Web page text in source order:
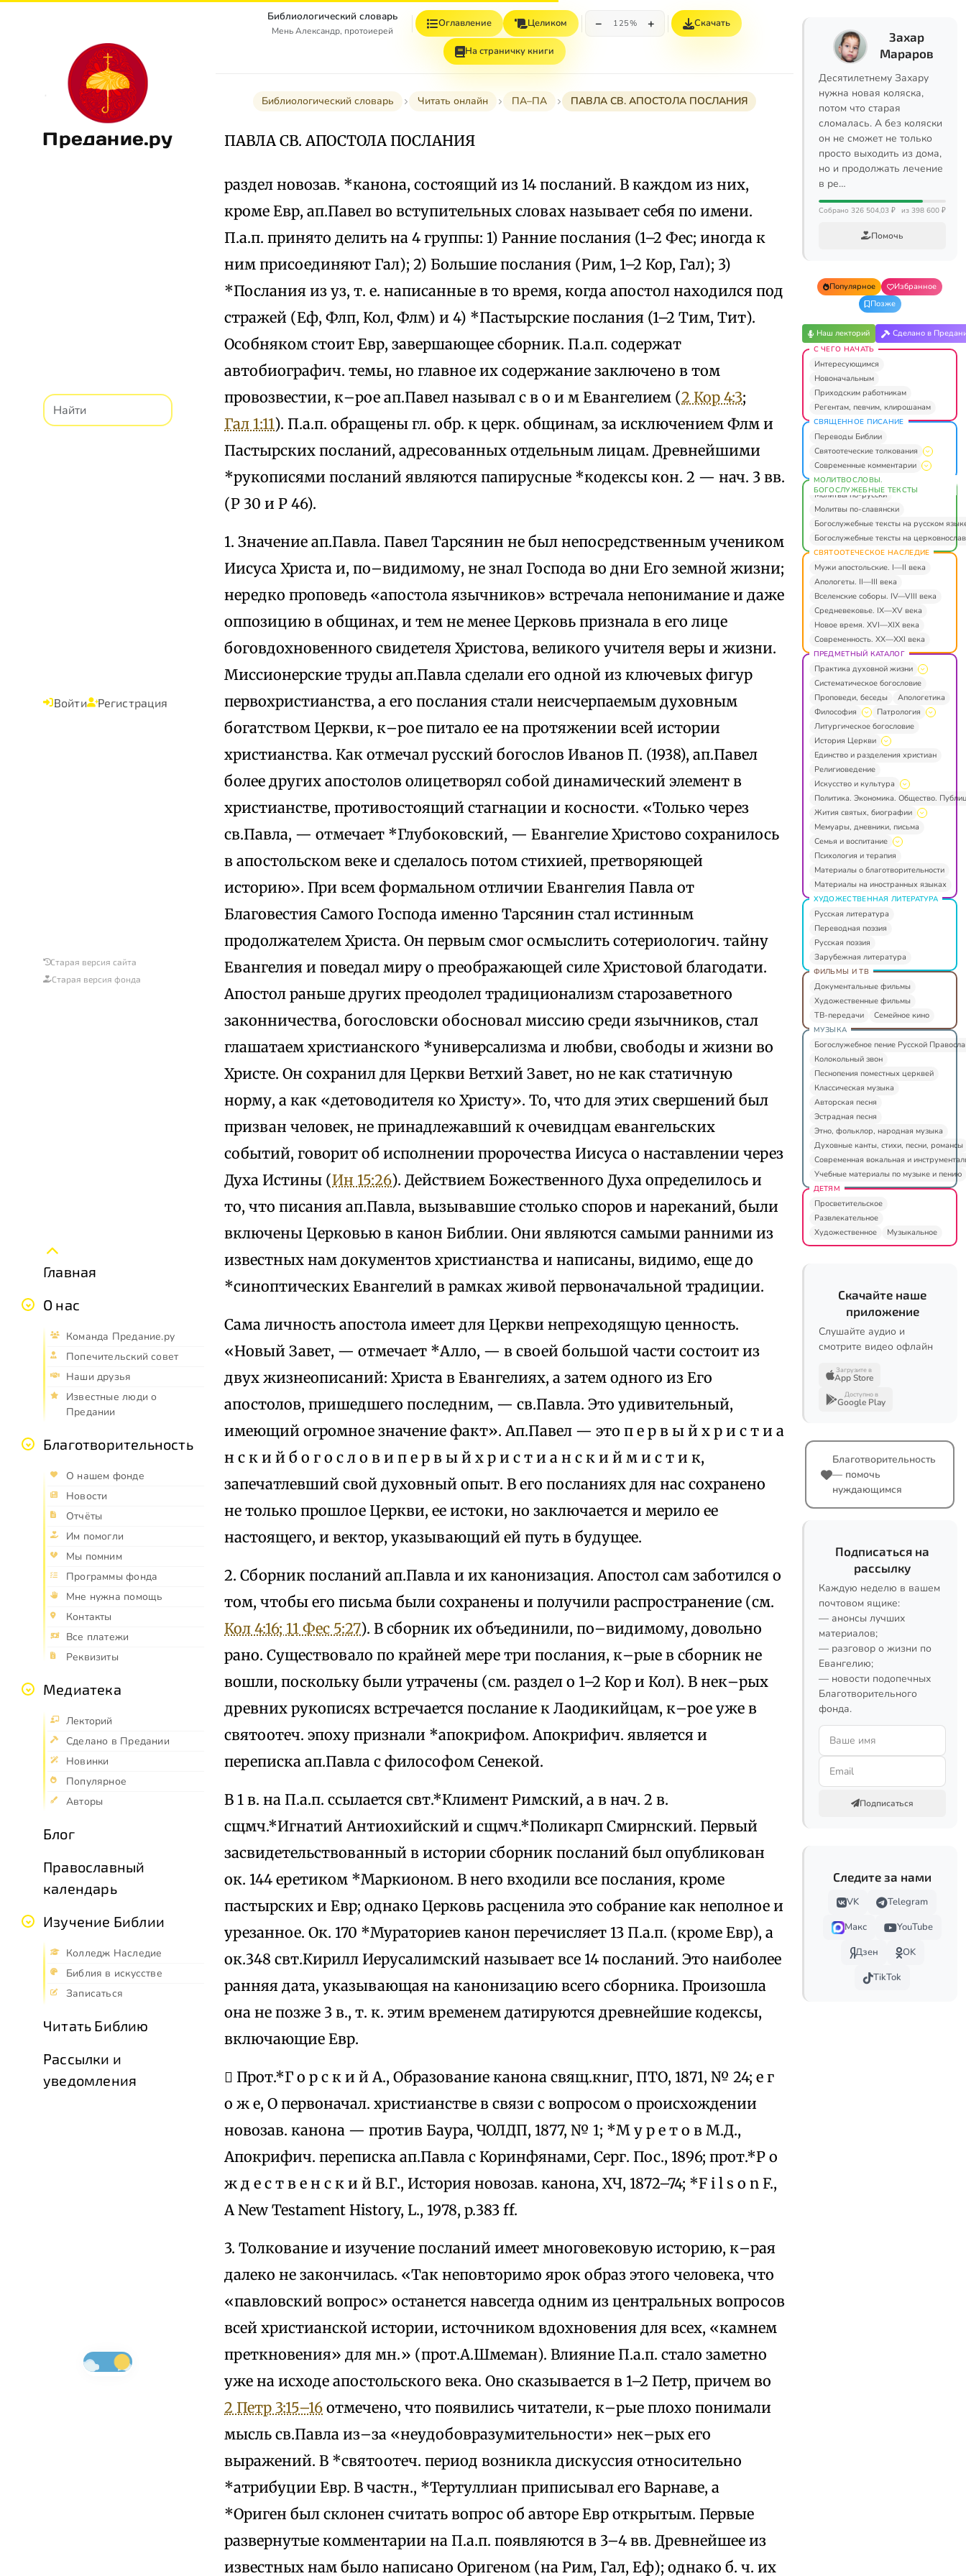
Предание.ру
Войти Регистрация
Старая версия сайта
Старая версия фонда
Главная
О нас
Команда Предание.ру
Попечительский совет
Наши друзья
Известные люди о
Предании
Благотворительность
О нашем фонде
Новости
Отчёты
Им помогли
Мы помним
Программы фонда
Мне нужна помощь
Контакты
Все платежи
Реквизиты
Медиатека
Лекторий
Сделано в Предании
Новинки
Популярное
Авторы
Блог
Православный
календарь
Изучение Библии
Колледж Наследие
Библия в искусстве
Записаться
Читать Библию
Рассылки и
уведомления
Библиологический словарь
Мень Александр, протоиерей
Оглавление Целиком − 125% + Скачать
На страничку книги
Библиологический словарь Читать онлайн ПА–ПА ПАВЛА СВ. АПОСТОЛА ПОСЛАНИЯ
ПАВЛА СВ. АПОСТОЛА ПОСЛАНИЯ
раздел новозав. *канона, состоящий из 14 посланий. В каждом из них,
кроме Евр, ап.Павел во вступительных словах называет себя по имени.
П.а.п. принято делить на 4 группы: 1) Ранние послания (1–2 Фес; иногда к
ним присоединяют Гал); 2) Большие послания (Рим, 1–2 Кор, Гал); 3)
*Послания из уз, т. е. написанные в то время, когда апостол находился под
стражей (Еф, Флп, Кол, Флм) и 4) *Пастырские послания (1–2 Тим, Тит).
Особняком стоит Евр, завершающее сборник. П.а.п. содержат
автобиографич. темы, но главное их содержание заключено в том
провозвестии, к–рое ап.Павел называл с в о и м Евангелием (2 Кор 4:3;
Гал 1:11). П.а.п. обращены гл. обр. к церк. общинам, за исключением Флм и
Пастырских посланий, адресованных отдельным лицам. Древнейшими
*рукописями посланий являются папирусные *кодексы кон. 2 — нач. 3 вв.
(Р 30 и Р 46).
1. Значение ап.Павла. Павел Тарсянин не был непосредственным учеником
Иисуса Христа и, по–видимому, не знал Господа во дни Его земной жизни;
нередко проповедь «апостола язычников» встречала непонимание и даже
оппозицию в общинах, и тем не менее Церковь признала в его лице
боговдохновенного свидетеля Христова, великого учителя веры и жизни.
Миссионерские труды ап.Павла сделали его одной из ключевых фигур
первохристианства, а его послания стали неисчерпаемым духовным
богатством Церкви, к–рое питало ее на протяжении всей истории
христианства. Как отмечал русский богослов Иванов П. (1938), ап.Павел
более других апостолов олицетворял собой динамический элемент в
христианстве, противостоящий стагнации и косности. «Только через
св.Павла, — отмечает *Глубоковский, — Евангелие Христово сохранилось
в апостольском веке и сделалось потом стихией, претворяющей
историю». При всем формальном отличии Евангелия Павла от
Благовестия Самого Господа именно Тарсянин стал истинным
продолжателем Христа. Он первым смог осмыслить сотериологич. тайну
Евангелия и поведал миру о преображающей силе Христовой благодати.
Апостол раньше других преодолел традиционализм старозаветного
законничества, богословски обосновал миссию среди язычников, стал
глашатаем христианского *универсализма и любви, свободы и жизни во
Христе. Он сохранил для Церкви Ветхий Завет, но не как статичную
норму, а как «детоводителя ко Христу». То, что для этих свершений был
призван человек, не принадлежавший к очевидцам евангельских
событий, говорит об исполнении пророчества Иисуса о наставлении через
Духа Истины (Ин 15:26). Действием Божественного Духа определилось и
то, что писания ап.Павла, вызывавшие столько споров и нареканий, были
включены Церковью в канон Библии. Они являются самыми ранними из
известных нам документов христианства и написаны, видимо, еще до
*синоптических Евангелий в рамках живой первоначальной традиции.
Сама личность апостола имеет для Церкви непреходящую ценность.
«Новый Завет, — отмечает *Алло, — в своей большой части состоит из
двух жизнеописаний: Христа в Евангелиях, а затем одного из Его
апостолов, пришедшего последним, — св.Павла. Это удивительный,
имеющий огромное значение факт». Ап.Павел — это п е р в ы й х р и с т и а
н с к и й б о г о с л о в и п е р в ы й х р и с т и а н с к и й м и с т и к,
запечатлевший свой духовный опыт. В его посланиях для нас сохранено
не только прошлое Церкви, ее истоки, но заключается и мерило ее
настоящего, и вектор, указывающий ей путь в будущее.
2. Сборник посланий ап.Павла и их канонизация. Апостол сам заботился о
том, чтобы его письма были сохранены и получили распространение (см.
Кол 4:16; 11 Фес 5:27). В сборник их объединили, по–видимому, довольно
рано. Существовало по крайней мере три послания, к–рые в сборник не
вошли, поскольку были утрачены (см. раздел о 1–2 Кор и Кол). В нек–рых
древних рукописях встречается послание к Лаодикийцам, к–рое уже в
святоотеч. эпоху признали *апокрифом. Апокрифич. является и
переписка ап.Павла с философом Сенекой.
В 1 в. на П.а.п. ссылается свт.*Климент Римский, а в нач. 2 в.
сщмч.*Игнатий Антиохийский и сщмч.*Поликарп Смирнский. Первый
засвидетельствованный в истории сборник посланий был опубликован
ок. 144 еретиком *Маркионом. В него входили все послания, кроме
пастырских и Евр; однако Церковь расценила это собрание как неполное и
урезанное. Ок. 170 *Мураториев канон перечисляет 13 П.а.п. (кроме Евр), а
ок.348 свт.Кирилл Иерусалимский называет все 14 посланий. Это наиболее
ранняя дата, указывающая на канонизацию всего сборника. Произошла
она не позже 3 в., т. к. этим временем датируются древнейшие кодексы,
включающие Евр.
 Прот.*Г о р с к и й А., Образование канона свящ.книг, ПТО, 1871, № 24; е г
о ж е, О первоначал. христианстве в связи с вопросом о происхождении
новозав. канона — против Баура, ЧОЛДП, 1877, № 1; *М у р е т о в М.Д.,
Апокрифич. переписка ап.Павла с Коринфянами, Серг. Пос., 1896; прот.*Р о
ж д е с т в е н с к и й В.Г., История новозав. канона, ХЧ, 1872–74; *F i l s o n F.,
A New Testament History, L., 1978, p.383 ff.
3. Толкование и изучение посланий имеет многовековую историю, к–рая
далеко не закончилась. «Так неповторимо ярок образ этого человека, что
«павловский вопрос» останется навсегда одним из центральных вопросов
всей христианской истории, источником вдохновения для всех, «камнем
преткновения» для мн.» (прот.А.Шмеман). Влияние П.а.п. стало заметно
уже на исходе апостольского века. Оно сказывается в 1–2 Петр, причем во
2 Петр 3:15–16 отмечено, что появились читатели, к–рые плохо понимали
мысль св.Павла из–за «неудобовразумительности» нек–рых его
выражений. В *святоотеч. период возникла дискуссия относительно
*атрибуции Евр. В частн., *Тертуллиан приписывал его Варнаве, а
*Ориген был склонен считать вопрос об авторе Евр открытым. Первые
развернутые комментарии на П.а.п. появляются в 3–4 вв. Древнейшее из
известных нам было написано Оригеном (на Рим, Гал, Еф); однако б. ч. их
Захар
Мараров
Десятилетнему Захару
нужна новая коляска,
потом что старая
сломалась. А без коляски
он не сможет не только
просто выходить из дома,
но и продолжать лечение
в ре…
Собрано 326 504,03 ₽ из 398 600 ₽
Помочь
Популярное
Избранное
Позже
Наш лекторий Сделано в
С ЧЕГО НАЧАТЬ
Интересующимся
Новоначальным
Приходским работникам
Регентам, певчим, клирошанам
СВЯЩЕННОЕ ПИСАНИЕ
Переводы Библии
Святоотеческие толкования
Современные комментарии
МОЛИТВОСЛОВЫ.
БОГОСЛУЖЕБНЫЕ ТЕКСТЫ
Молитвы по-русски
Молитвы по-славянски
Богослужебные тексты на русском
Богослужебные тексты на
СВЯТООТЕЧЕСКОЕ НАСЛЕДИЕ
Мужи апостольские. I—II века
Апологеты. II—III века
Вселенские соборы. IV—VIII века
Средневековье. IX—XV века
Новое время. XVI—XIX века
Современность. XX—XXI века
ПРЕДМЕТНЫЙ КАТАЛОГ
Практика духовной жизни
Систематическое богословие
Проповеди, беседы
Апологетика
Философия
Патрология
Литургическое богословие
История Церкви
Единство и разделения христиан
Религиоведение
Искусство и культура
Политика. Экономика. Общество.
Жития святых, биографии
Мемуары, дневники, письма
Семья и воспитание
Психология и терапия
Материалы о благотворительности
Материалы на иностранных языках
ХУДОЖЕСТВЕННАЯ ЛИТЕРАТУРА
Русская литература
Переводная поэзия
Русская поэзия
Зарубежная литература
ФИЛЬМЫ И ТВ
Документальные фильмы
Художественные фильмы
ТВ-передачи
Семейное кино
МУЗЫКА
Богослужебное пение Русской
Колокольный звон
Песнопения поместных церквей
Классическая музыка
Авторская песня
Эстрадная песня
Этно, фольклор, народная музыка
Духовные канты, стихи, песни, романсы
Современная вокальная и
Учебные материалы по музыке и пению
ДЕТЯМ
Просветительское
Развлекательное
Художественное
Музыкальное
Скачайте наше
приложение
Слушайте аудио и
смотрите видео офлайн
Загрузите в
App Store
Доступно в
Google Play
Благотворительность
— помочь
нуждающимся
Подписаться на
рассылку
Каждую неделю в вашем
почтовом ящике:
— анонсы лучших
материалов;
— разговор о жизни по
Евангелию;
— новости подопечных
Благотворительного
фонда.
Подписаться
Следите за нами
VK
Telegram
Макс
YouTube
Дзен
OK
TikTok